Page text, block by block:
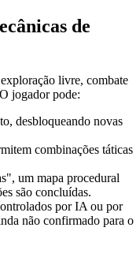
de
livre, combate
jogador pode:
desbloqueando novas
combinações táticas
um mapa procedural
são concluídas.
por IA ou por
não confirmado para o